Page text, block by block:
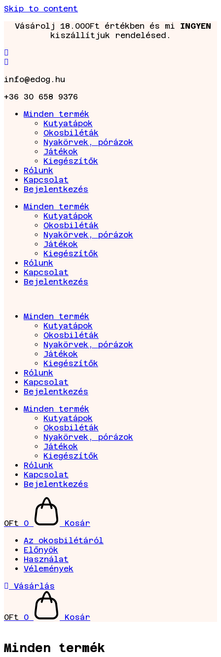
Skip to content
Vásárolj 18.000Ft értékben és mi INGYEN
kiszállítjuk rendelésed.
info@edog.hu
+36 30 658 9376
Minden termék
Kutyatápok
Okosbiléták
Nyakörvek, pórázok
Játékok
Kiegészítők
Rólunk
Kapcsolat
Bejelentkezés
Minden termék
Kutyatápok
Okosbiléták
Nyakörvek, pórázok
Játékok
Kiegészítők
Rólunk
Kapcsolat
Bejelentkezés
Minden termék
Kutyatápok
Okosbiléták
Nyakörvek, pórázok
Játékok
Kiegészítők
Rólunk
Kapcsolat
Bejelentkezés
Minden termék
Kutyatápok
Okosbiléták
Nyakörvek, pórázok
Játékok
Kiegészítők
Rólunk
Kapcsolat
Bejelentkezés
0Ft 0
Kosár
Az okosbilétáról
Előnyök
Használat
Vélemények
Vásárlás
0Ft 0 Kosár
Minden termék